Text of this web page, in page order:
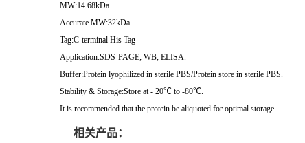
MW:14.68kDa
Accurate MW:32kDa
Tag:C-terminal His Tag
Application:SDS-PAGE; WB; ELISA.
Buffer:Protein lyophilized in sterile PBS/Protein store in sterile PBS.
Stability & Storage:Store at - 20℃ to -80℃.
It is recommended that the protein be aliquoted for optimal storage.
相关产品：